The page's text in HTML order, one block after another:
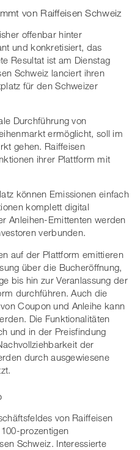
von Raiffeisen Schweiz
offenbar hinter
und konkretisiert, das
Resultat ist am Dienstag
Schweiz lanciert ihren
für den Schweizer
Durchführung von
ermöglicht, soll im
gehen. Raiffeisen
ihrer Plattform mit
können Emissionen einfach
komplett digital
Anleihen-Emittenten werden
verbunden.
auf der Plattform emittieren
über die Bucheröffnung,
bis hin zur Veranlassung der
durchführen. Auch die
Coupon und Anleihe kann
Die Funktionalitäten
und in der Preisfindung
der
durch ausgewiesene
von Raiffeisen
prozentigen
Schweiz. Interessierte